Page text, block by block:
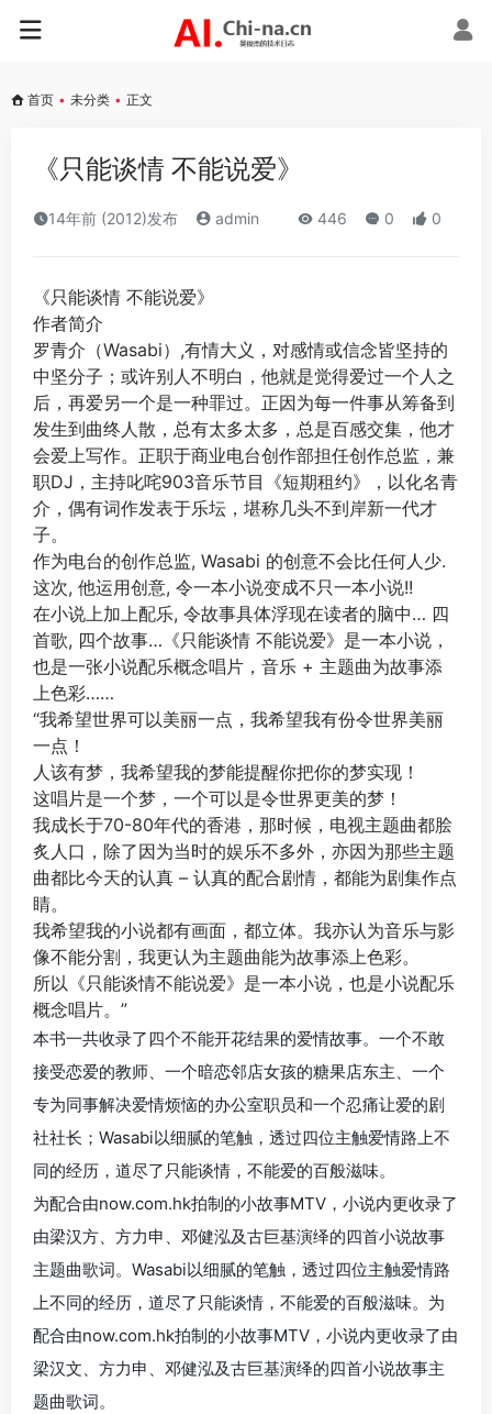
首页 • 未分类 • 正文
《只能谈情 不能说爱》
14年前 (2012)发布 admin 446 0 0
《只能谈情 不能说爱》
作者简介
罗青介（Wasabi）,有情大义，对感情或信念皆坚持的
中坚分子；或许别人不明白，他就是觉得爱过一个人之
后，再爱另一个是一种罪过。正因为每一件事从筹备到
发生到曲终人散，总有太多太多，总是百感交集，他才
会爱上写作。正职于商业电台创作部担任创作总监，兼
职DJ，主持叱咤903音乐节目《短期租约》，以化名青
介，偶有词作发表于乐坛，堪称几头不到岸新一代才
子。
作为电台的创作总监, Wasabi 的创意不会比任何人少.
这次, 他运用创意, 令一本小说变成不只一本小说!!
在小说上加上配乐, 令故事具体浮现在读者的脑中… 四
首歌, 四个故事…《只能谈情 不能说爱》是一本小说，
也是一张小说配乐概念唱片，音乐 + 主题曲为故事添
上色彩……
“我希望世界可以美丽一点，我希望我有份令世界美丽
一点！
人该有梦，我希望我的梦能提醒你把你的梦实现！
这唱片是一个梦，一个可以是令世界更美的梦！
我成长于70-80年代的香港，那时候，电视主题曲都脍
炙人口，除了因为当时的娱乐不多外，亦因为那些主题
曲都比今天的认真 – 认真的配合剧情，都能为剧集作点
睛。
我希望我的小说都有画面，都立体。我亦认为音乐与影
像不能分割，我更认为主题曲能为故事添上色彩。
所以《只能谈情不能说爱》是一本小说，也是小说配乐
概念唱片。”
本书一共收录了四个不能开花结果的爱情故事。一个不敢
接受恋爱的教师、一个暗恋邻店女孩的糖果店东主、一个
专为同事解决爱情烦恼的办公室职员和一个忍痛让爱的剧
社社长；Wasabi以细腻的笔触，透过四位主触爱情路上不
同的经历，道尽了只能谈情，不能爱的百般滋味。
为配合由now.com.hk拍制的小故事MTV，小说内更收录了
由梁汉方、方力申、邓健泓及古巨基演绎的四首小说故事
主题曲歌词。Wasabi以细腻的笔触，透过四位主触爱情路
上不同的经历，道尽了只能谈情，不能爱的百般滋味。为
配合由now.com.hk拍制的小故事MTV，小说内更收录了由
梁汉文、方力申、邓健泓及古巨基演绎的四首小说故事主
题曲歌词。